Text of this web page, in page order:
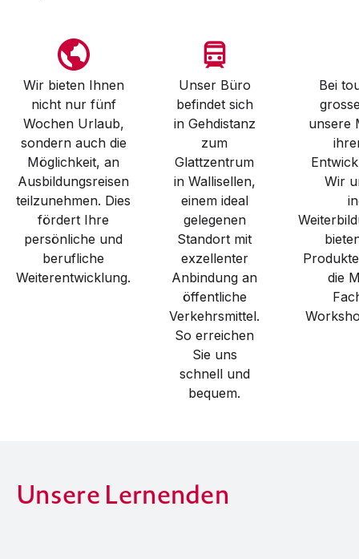
Wir bieten Ihnen
nicht nur fünf
Wochen Urlaub,
sondern auch die
Möglichkeit, an
Ausbildungsreisen
teilzunehmen. Dies
fördert Ihre
persönliche und
berufliche
Weiterentwicklung.
Unser Büro
befindet sich
in Gehdistanz
zum
Glattzentrum
in Wallisellen,
einem ideal
gelegenen
Standort mit
exzellenter
Anbindung an
öffentliche
Verkehrsmittel.
So erreichen
Sie uns
schnell und
bequem.
Bei
unsere
Wir
die
Unsere Lernenden